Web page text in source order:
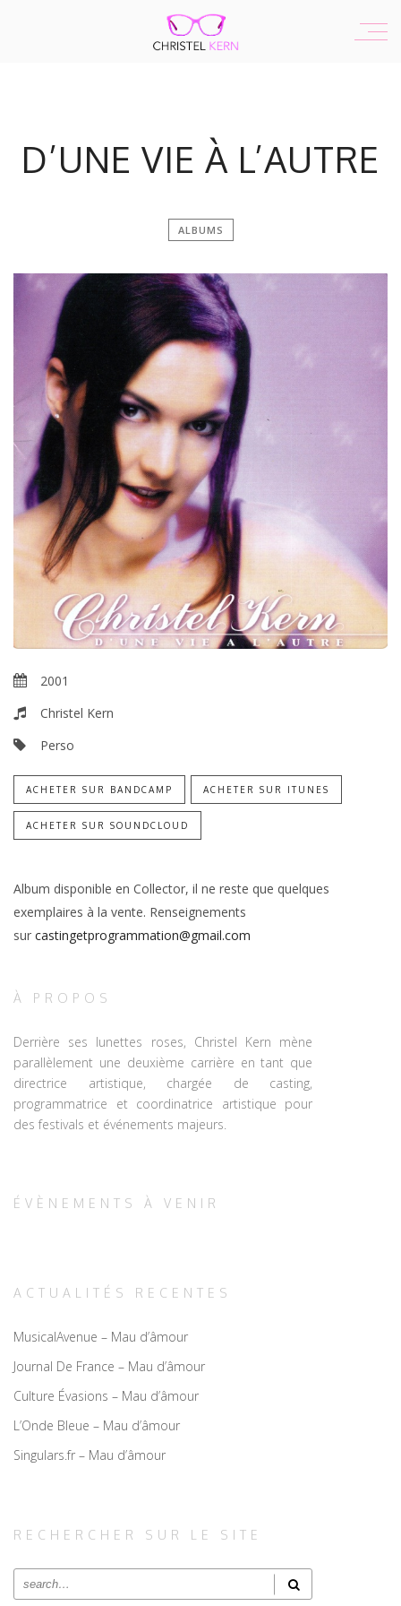
D’UNE VIE À L’AUTRE
ALBUMS
2001
Christel Kern
Perso
ACHETER SUR BANDCAMP ACHETER SUR ITUNES
ACHETER SUR SOUNDCLOUD
Album disponible en Collector, il ne reste que quelques
exemplaires à la vente. Renseignements
sur castingetprogrammation@gmail.com
À PROPOS
Derrière ses lunettes roses, Christel Kern mène
parallèlement une deuxième carrière en tant que
directrice artistique, chargée de casting,
programmatrice et coordinatrice artistique pour
des festivals et événements majeurs.
ÉVÈNEMENTS À VENIR
ACTUALITÉS RECENTES
MusicalAvenue – Mau d’âmour
Journal De France – Mau d’âmour
Culture Évasions – Mau d’âmour
L’Onde Bleue – Mau d’âmour
Singulars.fr – Mau d’âmour
RECHERCHER SUR LE SITE